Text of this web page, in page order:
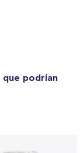
que podrían